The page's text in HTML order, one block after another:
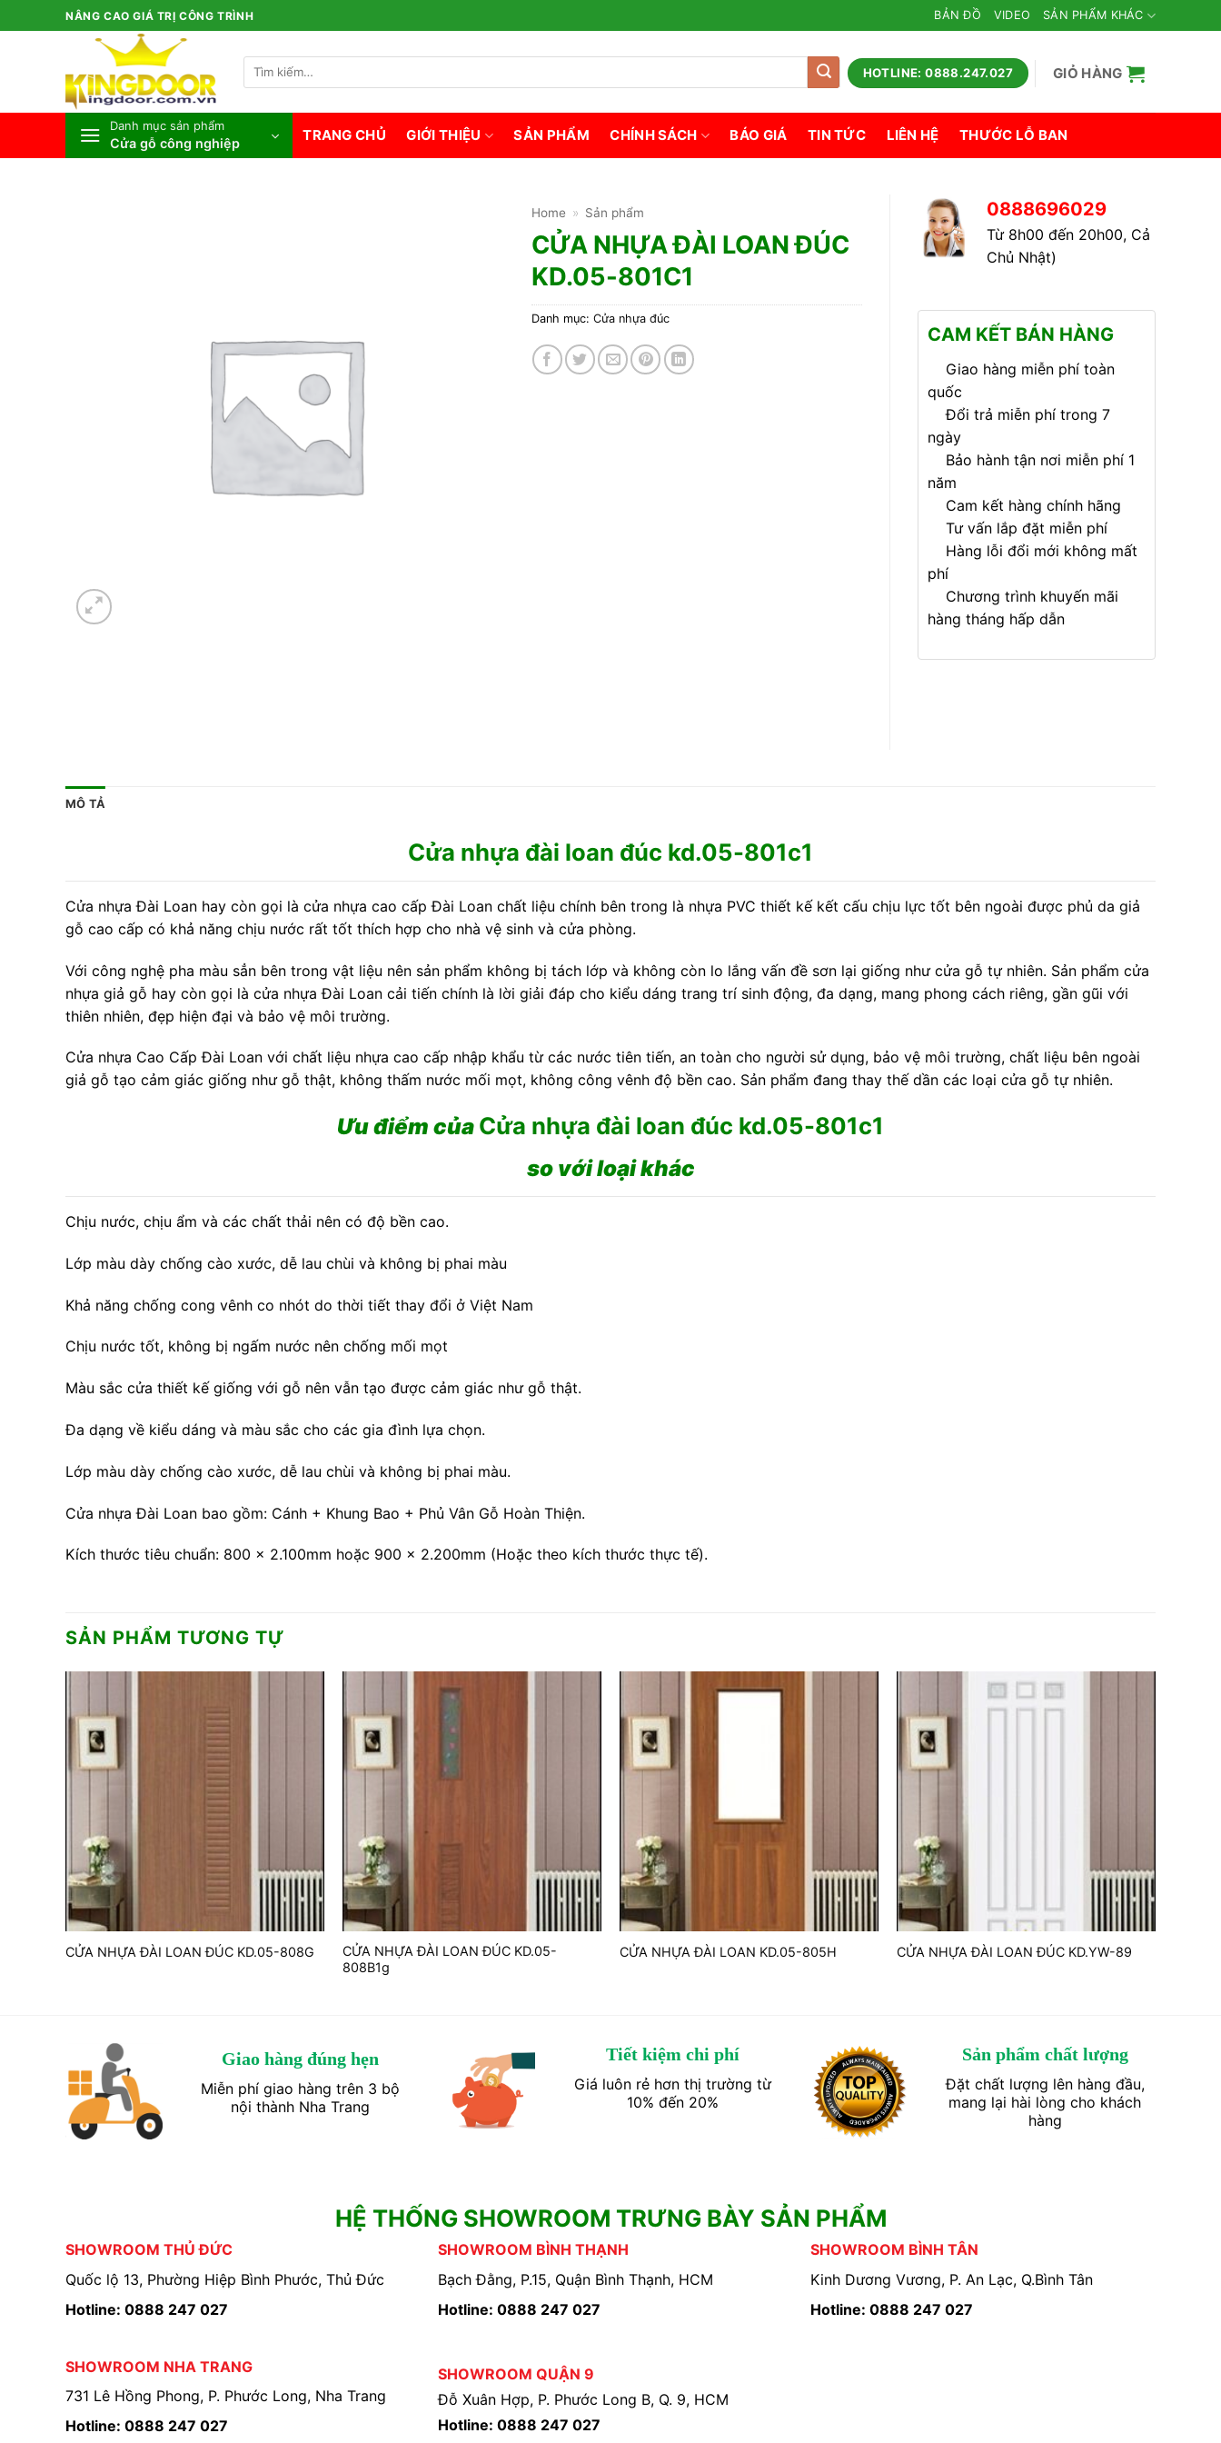
qua
NÂNG CAO GIÁ TRỊ CÔNG TRÌNH BẢN ĐỒ VIDEO SẢN PHẨM KHÁC
Tìm
kiếm:
HOTLINE: 0888.247.027 GIỎ HÀNG
Danh mục sản phẩm
Cửa gỗ công nghiệp TRANG CHỦ GIỚI THIỆU SẢN PHẨM CHÍNH SÁCH BÁO GIÁ TIN TỨC LIÊN HỆ THƯỚC LỖ BAN
Home » Sản phẩm
CỬA NHỰA ĐÀI LOAN ĐÚC
KD.05-801C1
Danh mục: Cửa nhựa đúc
0888696029
Từ 8h00 đến 20h00, Cả
Chủ Nhật)
CAM KẾT BÁN HÀNG
Giao hàng miễn phí toàn
quốc
Đổi trả miễn phí trong 7
ngày
Bảo hành tận nơi miễn phí 1
năm
Cam kết hàng chính hãng
Tư vấn lắp đặt miễn phí
Hàng lỗi đổi mới không mất
phí
Chương trình khuyến mãi
hàng tháng hấp dẫn
MÔ TẢ
Cửa nhựa đài loan đúc kd.05-801c1
Cửa nhựa Đài Loan hay còn gọi là cửa nhựa cao cấp Đài Loan chất liệu chính bên trong là nhựa PVC thiết kế kết cấu chịu lực tốt bên ngoài được phủ da giả
gỗ cao cấp có khả năng chịu nước rất tốt thích hợp cho nhà vệ sinh và cửa phòng.
Với công nghệ pha màu sẳn bên trong vật liệu nên sản phẩm không bị tách lớp và không còn lo lắng vấn đề sơn lại giống như cửa gỗ tự nhiên. Sản phẩm cửa
nhựa giả gỗ hay còn gọi là cửa nhựa Đài Loan cải tiến chính là lời giải đáp cho kiểu dáng trang trí sinh động, đa dạng, mang phong cách riêng, gần gũi với
thiên nhiên, đẹp hiện đại và bảo vệ môi trường.
Cửa nhựa Cao Cấp Đài Loan với chất liệu nhựa cao cấp nhập khẩu từ các nước tiên tiến, an toàn cho người sử dụng, bảo vệ môi trường, chất liệu bên ngoài
giả gỗ tạo cảm giác giống như gỗ thật, không thấm nước mối mọt, không công vênh độ bền cao. Sản phẩm đang thay thế dần các loại cửa gỗ tự nhiên.
Ưu điểm của Cửa nhựa đài loan đúc kd.05-801c1
so với loại khác
Chịu nước, chịu ẩm và các chất thải nên có độ bền cao.
Lớp màu dày chống cào xước, dễ lau chùi và không bị phai màu
Khả năng chống cong vênh co nhót do thời tiết thay đổi ở Việt Nam
Chịu nước tốt, không bị ngấm nước nên chống mối mọt
Màu sắc cửa thiết kế giống với gỗ nên vẫn tạo được cảm giác như gỗ thật.
Đa dạng về kiểu dáng và màu sắc cho các gia đình lựa chọn.
Lớp màu dày chống cào xước, dễ lau chùi và không bị phai màu.
Cửa nhựa Đài Loan bao gồm: Cánh + Khung Bao + Phủ Vân Gỗ Hoàn Thiện.
Kích thước tiêu chuẩn: 800 x 2.100mm hoặc 900 x 2.200mm (Hoặc theo kích thước thực tế).
SẢN PHẨM TƯƠNG TỰ
CỬA NHỰA ĐÀI LOAN ĐÚC KD.05-808G
CỬA NHỰA ĐÀI LOAN ĐÚC KD.05-
808B1g
CỬA NHỰA ĐÀI LOAN KD.05-805H CỬA NHỰA ĐÀI LOAN ĐÚC KD.YW-89
Giao hàng đúng hẹn
Miễn phí giao hàng trên 3 bộ
nội thành Nha Trang
Tiết kiệm chi phí
Giá luôn rẻ hơn thị trường từ
10% đến 20%
Sản phẩm chất lượng
Đặt chất lượng lên hàng đầu,
mang lại hài lòng cho khách
hàng
HỆ THỐNG SHOWROOM TRƯNG BÀY SẢN PHẨM
SHOWROOM THỦ ĐỨC
Quốc lộ 13, Phường Hiệp Bình Phước, Thủ Đức
Hotline: 0888 247 027
SHOWROOM BÌNH THẠNH
Bạch Đằng, P.15, Quận Bình Thạnh, HCM
Hotline: 0888 247 027
SHOWROOM BÌNH TÂN
Kinh Dương Vương, P. An Lạc, Q.Bình Tân
Hotline: 0888 247 027
SHOWROOM NHA TRANG
731 Lê Hồng Phong, P. Phước Long, Nha Trang
Hotline: 0888 247 027
SHOWROOM QUẬN 9
Đỗ Xuân Hợp, P. Phước Long B, Q. 9, HCM
Hotline: 0888 247 027